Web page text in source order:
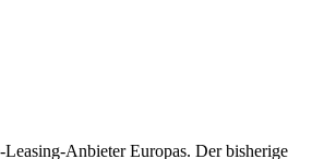
Anbieter Europas. Der bisherige